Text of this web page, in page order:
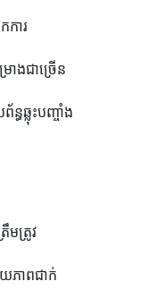
ការ
ោងជាច្រើន
ឆ្លុះបញ្ចាំង
មត្រូវ
ភាពជាក់